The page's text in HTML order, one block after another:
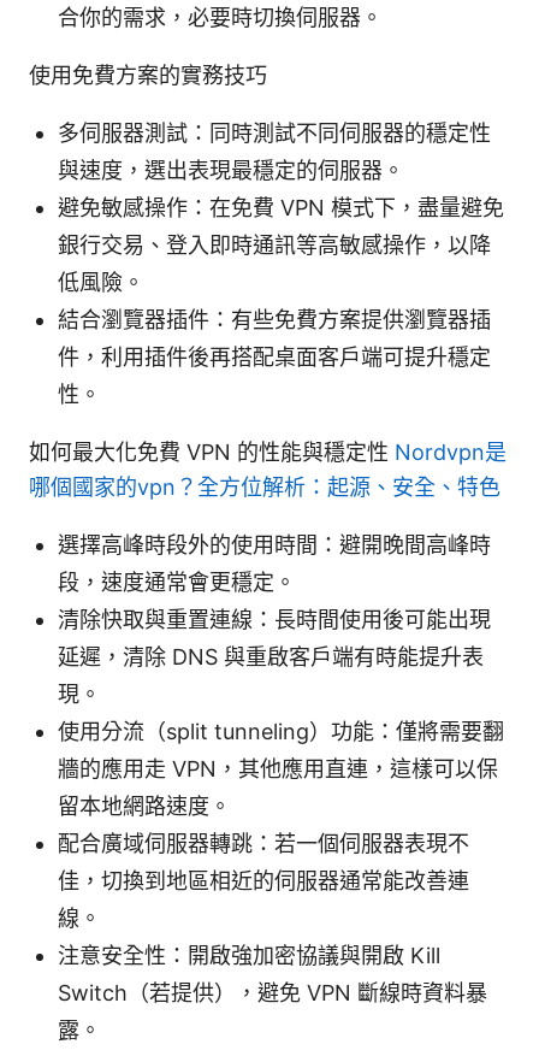
合你的需求，必要時切換伺服器。
使用免費方案的實務技巧
多伺服器測試：同時測試不同伺服器的穩定性
與速度，選出表現最穩定的伺服器。
避免敏感操作：在免費 VPN 模式下，盡量避免
銀行交易、登入即時通訊等高敏感操作，以降
低風險。
結合瀏覽器插件：有些免費方案提供瀏覽器插
件，利用插件後再搭配桌面客戶端可提升穩定
性。
如何最大化免費 VPN 的性能與穩定性 Nordvpn是
哪個國家的vpn？全方位解析：起源、安全、特色
選擇高峰時段外的使用時間：避開晚間高峰時
段，速度通常會更穩定。
清除快取與重置連線：長時間使用後可能出現
延遲，清除 DNS 與重啟客戶端有時能提升表
現。
使用分流（split tunneling）功能：僅將需要翻
牆的應用走 VPN，其他應用直連，這樣可以保
留本地網路速度。
配合廣域伺服器轉跳：若一個伺服器表現不
佳，切換到地區相近的伺服器通常能改善連
線。
注意安全性：開啟強加密協議與開啟 Kill
Switch（若提供），避免 VPN 斷線時資料暴
露。